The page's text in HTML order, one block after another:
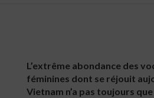
L’extrême abondance des
féminines dont se réjouit
Vietnam n’a pas toujours